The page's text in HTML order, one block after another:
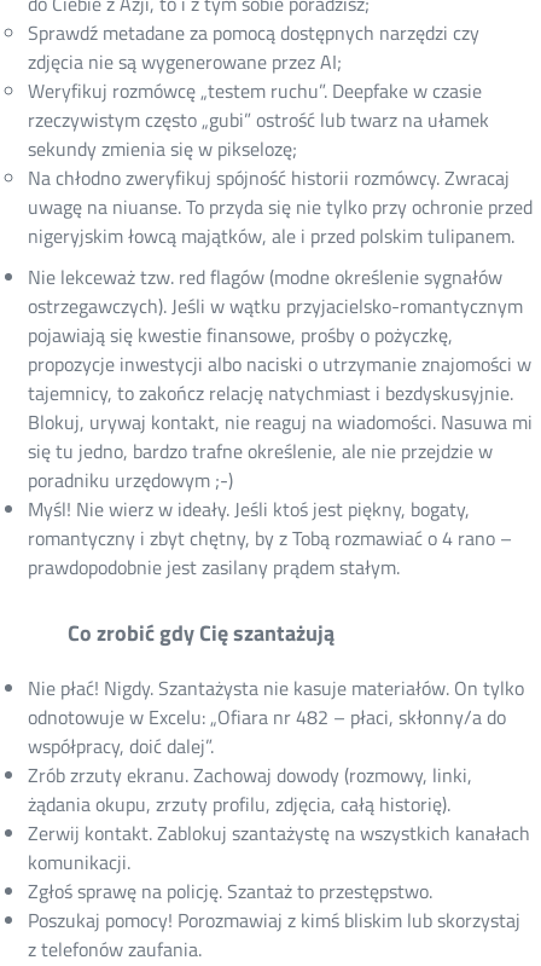
Sprawdź metadane za pomocą dostępnych narzędzi czy
zdjęcia nie są wygenerowane przez AI;
Weryfikuj rozmówcę „testem ruchu”. Deepfake w czasie
rzeczywistym często „gubi” ostrość lub twarz na ułamek
sekundy zmienia się w pikselozę;
Na chłodno zweryfikuj spójność historii rozmówcy. Zwracaj
uwagę na niuanse. To przyda się nie tylko przy ochronie przed
nigeryjskim łowcą majątków, ale i przed polskim tulipanem.
Nie lekceważ tzw. red flagów (modne określenie sygnałów
ostrzegawczych). Jeśli w wątku przyjacielsko-romantycznym
pojawiają się kwestie finansowe, prośby o pożyczkę,
propozycje inwestycji albo naciski o utrzymanie znajomości w
tajemnicy, to zakończ relację natychmiast i bezdyskusyjnie.
Blokuj, urywaj kontakt, nie reaguj na wiadomości. Nasuwa mi
się tu jedno, bardzo trafne określenie, ale nie przejdzie w
poradniku urzędowym ;-)
Myśl! Nie wierz w ideały. Jeśli ktoś jest piękny, bogaty,
romantyczny i zbyt chętny, by z Tobą rozmawiać o 4 rano –
prawdopodobnie jest zasilany prądem stałym.
Co zrobić gdy Cię szantażują
Nie płać! Nigdy. Szantażysta nie kasuje materiałów. On tylko
odnotowuje w Excelu: „Ofiara nr 482 – płaci, skłonny/a do
współpracy, doić dalej”.
Zrób zrzuty ekranu. Zachowaj dowody (rozmowy, linki,
żądania okupu, zrzuty profilu, zdjęcia, całą historię).
Zerwij kontakt. Zablokuj szantażystę na wszystkich kanałach
komunikacji.
Zgłoś sprawę na policję. Szantaż to przestępstwo.
Poszukaj pomocy! Porozmawiaj z kimś bliskim lub skorzystaj
z telefonów zaufania.